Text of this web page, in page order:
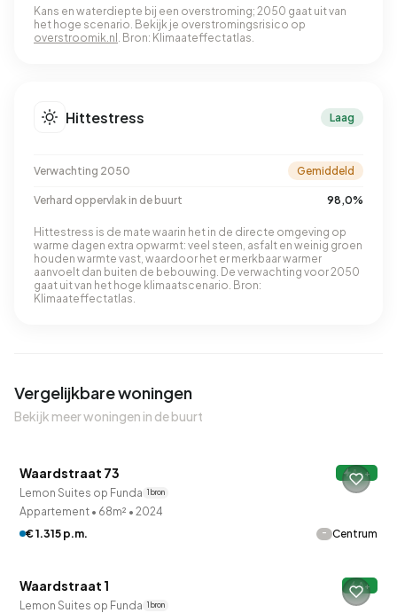
Kans en waterdiepte bij een overstroming; 2050 gaat uit van
het hoge scenario. Bekijk je overstromingsrisico op
overstroomik.nl . Bron: Klimaateffectatlas.
Hittestress Laag
Verwachting 2050 Gemiddeld
Verhard oppervlak in de buurt 98,0%
Hittestress is de mate waarin het in de directe omgeving op
warme dagen extra opwarmt: veel steen, asfalt en weinig groen
houden warmte vast, waardoor het er merkbaar warmer
aanvoelt dan buiten de bebouwing. De verwachting voor 2050
gaat uit van het hoge klimaatscenario. Bron:
Klimaateffectatlas.
Vergelijkbare woningen
Bekijk meer woningen in de buurt
9 uur geleden ontdekt
Waardstraat 73 A++
Lemon Suites op Funda 1 bron
Appartement • 68m² • 2024
€ 1.315 p.m.
- Centrum
4 uur geleden ontdekt
Waardstraat 1 A+
Lemon Suites op Funda 1 bron